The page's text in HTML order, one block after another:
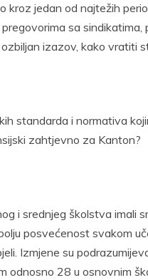
jedan od najtežih
sa
izazov, kako vratiti
standarda i normativa
zahtjevno za Kanton?
i srednjeg školstva imali
posvećenost svakom
Izmjene su
odnosno 28 u osnovnim